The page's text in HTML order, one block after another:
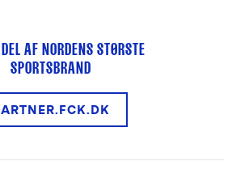
AF NORDENS STØRSTE
SPORTSBRAND